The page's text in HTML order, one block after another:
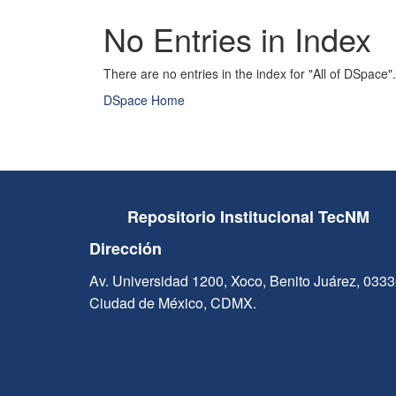
No Entries in Index
There are no entries in the index for "All of DSpace".
DSpace Home
Repositorio Institucional TecNM
Dirección
Av. Universidad 1200, Xoco, Benito Juárez,
Ciudad de México, CDMX.